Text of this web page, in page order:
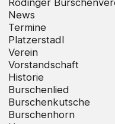
Rodinger
News
Termine
Platzerstadl
Verein
Vorstandschaft
Historie
Burschenlied
Burschenkutsche
Burschenhorn